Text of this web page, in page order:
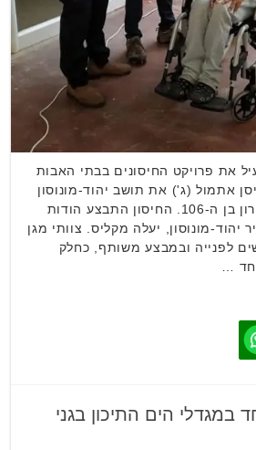
את פרויקט החיסונים בבתי האבות
אתמול (ג') את תושב יהוד-מונוסון
המבוגר ביותר – חסן אהרון בן ה-106. החיסון התבצע הודות
יהוד-מונוסון, יעלה מקליס. צוותי מגן
לפנייה ובמבצע משותף, כחלק
…
במגדלי הים התיכון בגני